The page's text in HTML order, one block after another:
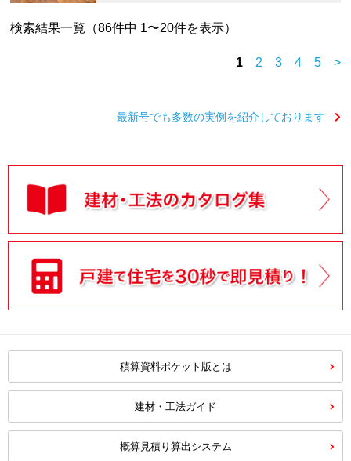
検索結果一覧（86件中 1〜20件を表示）
1 2 3 4 5 >
最新号でも多数の実例を紹介しております
積算資料ポケット版とは
建材・工法ガイド
概算見積り算出システム